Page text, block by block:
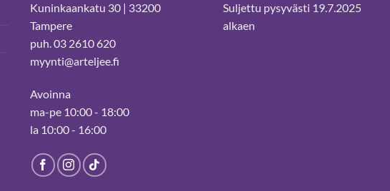
Kuninkaankatu 30 | 33200
Tampere
puh. 03 2610 620
myynti@arteljee.fi
Avoinna
ma-pe 10:00 - 18:00
la 10:00 - 16:00
Suljettu pysyvästi 19.7.2025
alkaen